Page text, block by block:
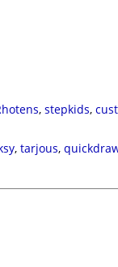
, stepkids,
, tarjous,